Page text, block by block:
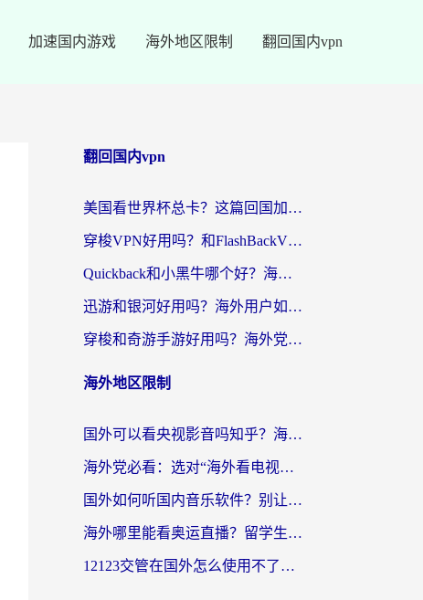
加速国内游戏 海外地区限制 翻回国内vpn
翻回国内vpn
美国看世界杯总卡？这篇回国加速器指南帮你无缝刷国内资源（附苹果手机VPN设置步骤）
穿梭VPN好用吗？和FlashBackVPN对比哪个回国效果更好？
Quickback和小黑牛哪个好？海外党亲测指南，选对回国加速器秒回国内
迅游和银河好用吗？海外用户如何选择回国加速器实现无缝访问国内资源
穿梭和奇游手游好用吗？海外党亲测3款回国加速器，附蜜蜂加速器七天试用攻略
海外地区限制
国外可以看央视影音吗知乎？海外党亲测有效的回国加速方案
海外党必看：选对“海外看电视剧软件”，再也不用愁国内剧刷不了
国外如何听国内音乐软件？别让地域限制，断了你的中文歌单
海外哪里能看奥运直播？留学生&海外华人必看的体育赛事观赛终极指南
12123交管在国外怎么使用不了？海外华人必看的无缝访问国内资源指南